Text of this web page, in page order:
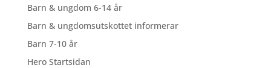
Barn & ungdom 6-14 år
Barn & ungdomsutskottet informerar
Barn 7-10 år
Hero Startsidan